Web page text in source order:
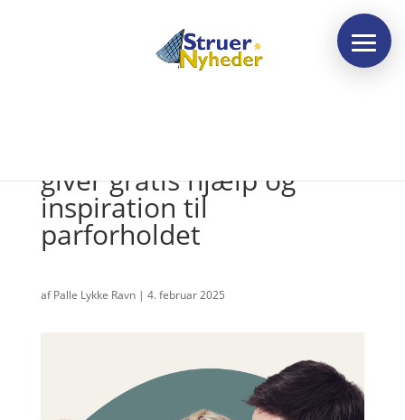
giver gratis hjælp og
inspiration til
parforholdet
afPalle Lykke Ravn| 4. februar 2025